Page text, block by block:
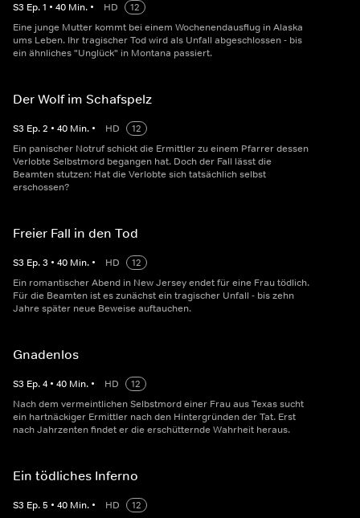
S3 Ep.1 • 40 Min. • HD
12
Eine junge Mutter kommt bei einem Wochenendausflug in Alaska
ums Leben. Ihr tragischer Tod wird als Unfall abgeschlossen - bis
ein ähnliches "Unglück" in Montana passiert.
Der Wolf im Schafspelz
S3 Ep.2 • 40 Min. • HD
12
Ein panischer Notruf schickt die Ermittler zu einem Pfarrer dessen
Verlobte Selbstmord begangen hat. Doch der Fall lässt die
Beamten stutzen: Hat die Verlobte sich tatsächlich selbst
erschossen?
Freier Fall in den Tod
S3 Ep.3 • 40 Min. • HD
12
Ein romantischer Abend in New Jersey endet für eine Frau tödlich.
Für die Beamten ist es zunächst ein tragischer Unfall - bis zehn
Jahre später neue Beweise auftauchen.
Gnadenlos
S3 Ep.4 • 40 Min. • HD
12
Nach dem vermeintlichen Selbstmord einer Frau aus Texas sucht
ein hartnäckiger Ermittler nach den Hintergründen der Tat. Erst
nach Jahrzenten findet er die erschütternde Wahrheit heraus.
Ein tödliches Inferno
S3 Ep.5 • 40 Min. • HD
12